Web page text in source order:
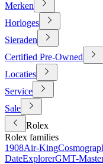
Merken
Horloges
Sieraden
Certified Pre-Owned
Locaties
Service
Sale
Rolex
Rolex families
1908Air-King
DateExplorerGMT-